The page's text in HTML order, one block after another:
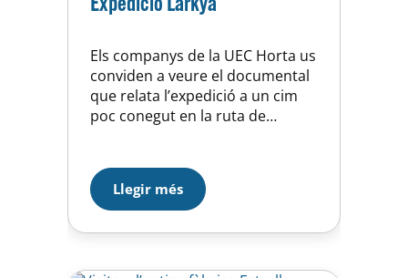
Els companys de la UEC Horta us
conviden a veure el documental
que relata l’expedició a un cim
poc conegut en la ruta de
guanyador de diversos premis a
la Mostra d’Audiovisuals de Sant
Martí. L’activitat tindrà lloc el
proper 9 de gener a les…
Llegir més